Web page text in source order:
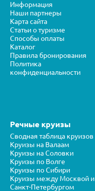
Информация
Наши партнеры
Карта сайта
Статьи о туризме
Способы оплаты
Каталог
Правила бронирования
Политика
конфиденциальности
Речные круизы
Сводная таблица круизов
Круизы на Валаам
Круизы на Соловки
Круизы по Волге
Круизы по Сибири
Круизы между Москвой и
Санкт-Петербургом